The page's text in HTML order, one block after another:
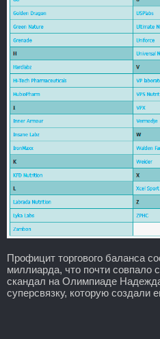
Профицит торгового баланса
миллиарда, что почти совпало
скандал на Олимпиаде
суперсвязку, которую создали